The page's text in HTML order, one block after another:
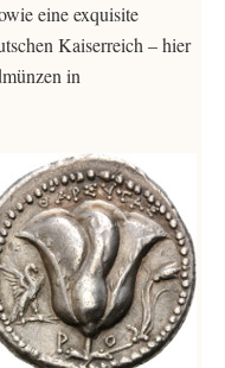
eine exquisite
Kaiserreich – hier
in